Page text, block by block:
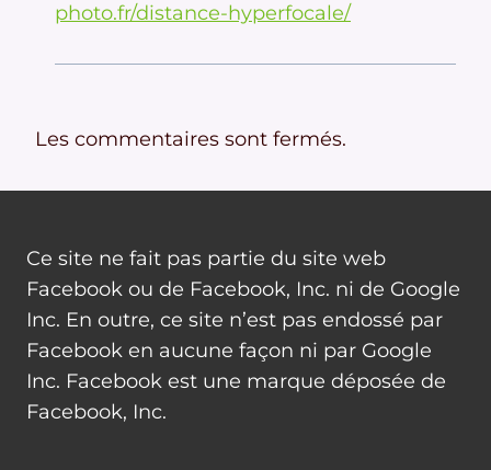
photo.fr/distance-hyperfocale/
Les commentaires sont fermés.
Ce site ne fait pas partie du site web
Facebook ou de Facebook, Inc. ni de Google
Inc. En outre, ce site n’est pas endossé par
Facebook en aucune façon ni par Google
Inc. Facebook est une marque déposée de
Facebook, Inc.